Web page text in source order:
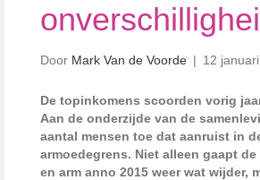
Door Mark Van de Voorde | 12
De topinkomens scoorden vorig
Aan de onderzijde van de
aantal mensen toe dat aanruist in
armoedegrens. Niet alleen gaapt
en arm anno 2015 weer wat wijder,